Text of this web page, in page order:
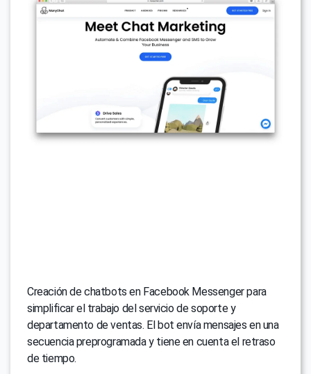
Creación de chatbots en Facebook Messenger para
simplificar el trabajo del servicio de soporte y
departamento de ventas. El bot envía mensajes en una
secuencia preprogramada y tiene en cuenta el retraso
de tiempo.